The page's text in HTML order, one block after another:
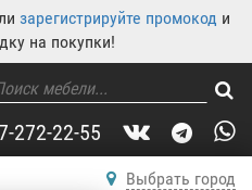
зарегистрируйте промокод и
на покупки!
272-22-55
Выбрать город